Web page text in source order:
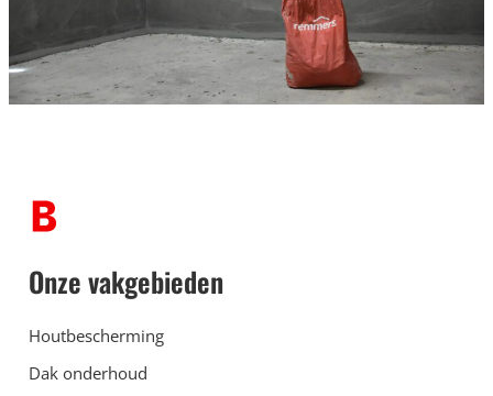
Onze vakgebieden
Houtbescherming
Dak onderhoud